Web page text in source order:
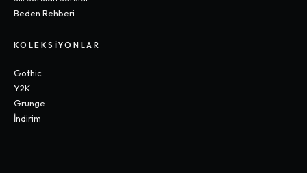
Beden Rehberi
KOLEKSIYONLAR
Gothic
Y2K
Grunge
İndirim